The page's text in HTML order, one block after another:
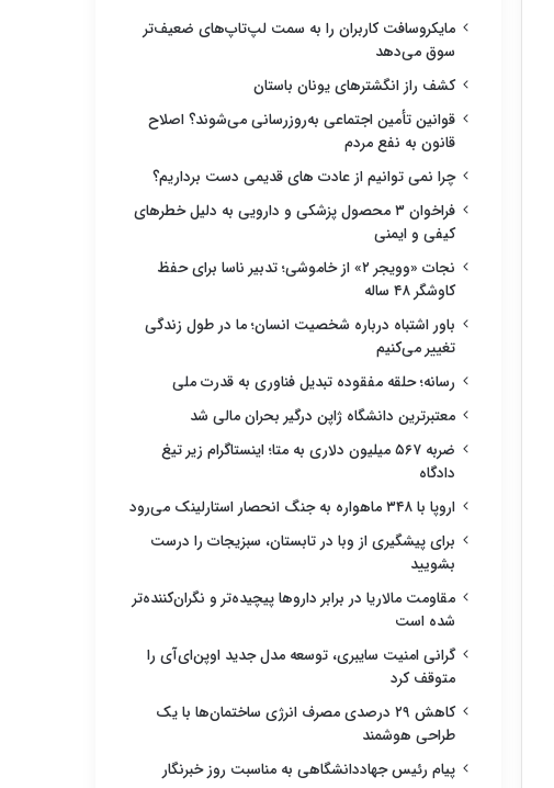
مایکروسافت کاربران را به سمت لپ‌تاپ‌های ضعیف‌تر
سوق می‌دهد
کشف راز انگشترهای یونان باستان
قوانین تأمین اجتماعی به‌روزرسانی می‌شوند؟ اصلاح
قانون به نفع مردم
چرا نمی توانیم از عادت های قدیمی دست برداریم؟
فراخوان ۳ محصول پزشکی و دارویی به دلیل خطرهای
کیفی و ایمنی
نجات «وویجر ۲» از خاموشی؛ تدبیر ناسا برای حفظ
کاوشگر ۴۸ ساله
باور اشتباه درباره شخصیت انسان؛ ما در طول زندگی
تغییر می‌کنیم
رسانه؛ حلقه مفقوده تبدیل فناوری به قدرت ملی
معتبرترین دانشگاه ژاپن درگیر بحران مالی شد
ضربه ۵۶۷ میلیون دلاری به متا؛ اینستاگرام زیر تیغ
دادگاه
اروپا با ۳۴۸ ماهواره به جنگ انحصار استارلینک می‌رود
برای پیشگیری از وبا در تابستان، سبزیجات را درست
بشویید
مقاومت مالاریا در برابر داروها پیچیده‌تر و نگران‌کننده‌تر
شده است
گرانی امنیت سایبری، توسعه مدل جدید اوپن‌ای‌آی را
متوقف کرد
کاهش ۲۹ درصدی مصرف انرژی ساختمان‌ها با یک
طراحی هوشمند
پیام رئیس جهاددانشگاهی به مناسبت روز خبرنگار